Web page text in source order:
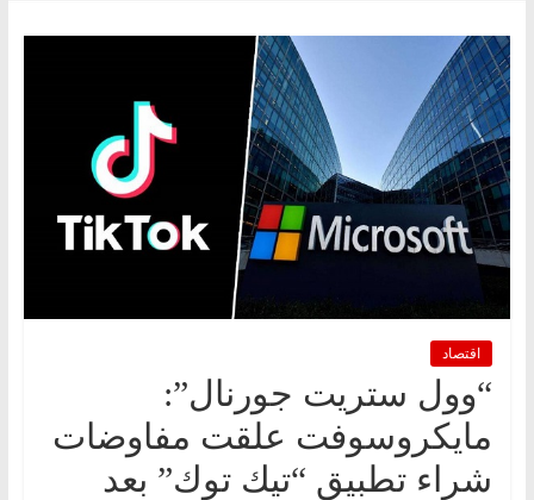
اقتصاد
“وول ستريت جورنال”:
مايكروسوفت علقت مفاوضات
شراء تطبيق “تيك توك” بعد